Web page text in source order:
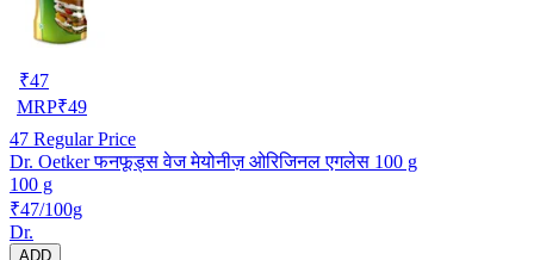
₹47
MRP₹49
47 Regular Price
Dr. Oetker फनफूड्स वेज मेयोनीज़ ओरिजिनल एगलेस 100 g
100 g
₹47/100g
Dr.
ADD